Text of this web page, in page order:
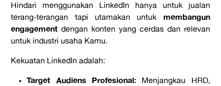
Hindari menggunakan LinkedIn hanya untuk jualan
terang-terangan tapi utamakan untuk membangun
engagement dengan konten yang cerdas dan relevan
untuk industri usaha Kamu.
Kekuatan LinkedIn adalah:
Target Audiens Profesional: Menjangkau HRD,